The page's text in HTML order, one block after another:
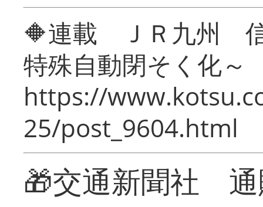
🔶連載 ＪＲ九州 信
特殊自動閉そく化～
https://
25/post_9604.html
🎁交通新聞社